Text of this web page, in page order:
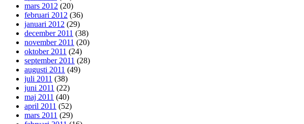
mars 2012 (20)
februari 2012 (36)
januari 2012 (29)
december 2011 (38)
november 2011 (20)
oktober 2011 (24)
september 2011 (28)
augusti 2011 (49)
juli 2011 (38)
juni 2011 (22)
maj 2011 (40)
april 2011 (52)
mars 2011 (29)